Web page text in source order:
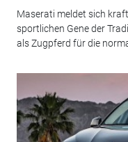
Maserati meldet sich
sportlichen Gene der
als Zugpferd für die